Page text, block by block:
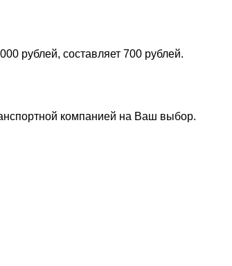
рублей, составляет 700 рублей.
компанией на Ваш выбор.